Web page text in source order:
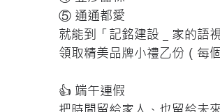
⑤ 通通都愛
就能到「記銘建設＿家的語視
領取精美品牌小禮乙份（每
👍 端午連假